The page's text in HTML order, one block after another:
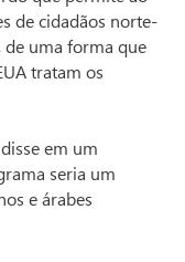
de cidadãos norte-
uma forma que
tratam os
em um
seria um
e árabes